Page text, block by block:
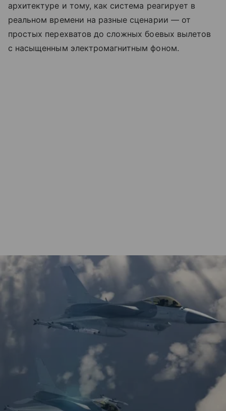
архитектуре и тому, как система реагирует в
реальном времени на разные сценарии — от
простых перехватов до сложных боевых вылетов
с насыщенным электромагнитным фоном.